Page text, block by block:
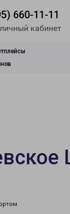
660-11-11
кабинет